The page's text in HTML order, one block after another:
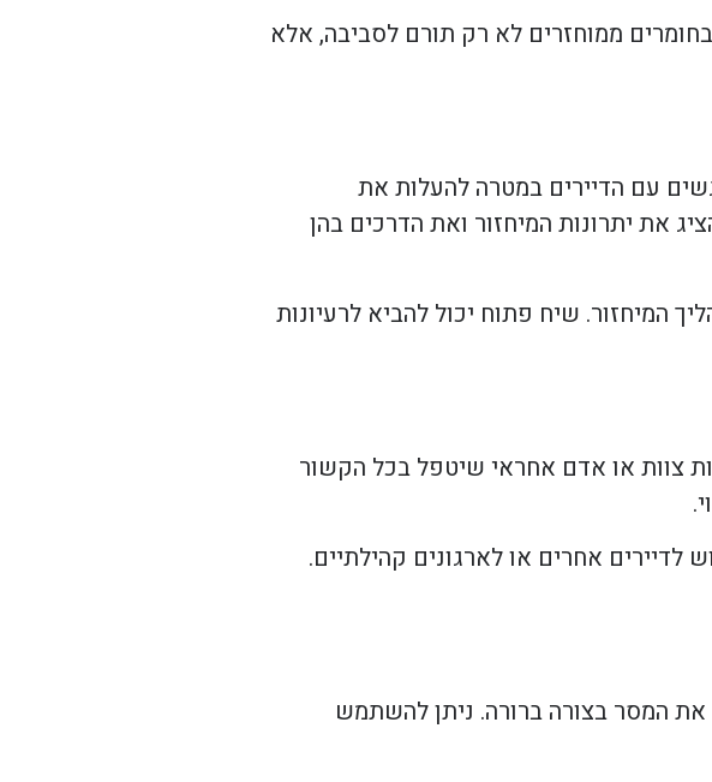
ממוחזרים לא רק תורם לסביבה, אלא
עם הדיירים במטרה להעלות את
את יתרונות המיחזור ואת הדרכים בהן
המיחזור. שיח פתוח יכול להביא לרעיונות
צוות או אדם אחראי שיטפל בכל הקשור
אחרים או לארגונים קהילתיים.
את המסר בצורה ברורה. ניתן להשתמש